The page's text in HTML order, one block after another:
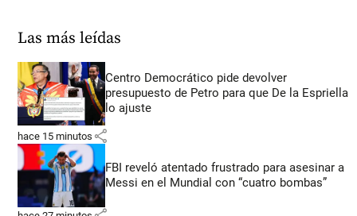
Las más leídas
Centro Democrático pide devolver
presupuesto de Petro para que De la Espriella
lo ajuste
hace 15 minutos share
FBI reveló atentado frustrado para asesinar a
Messi en el Mundial con “cuatro bombas”